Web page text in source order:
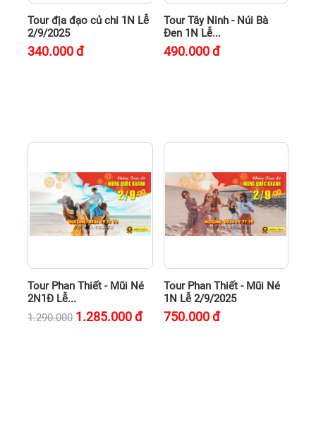
Tour địa đạo củ chi 1N Lễ
2/9/2025
340.000đ
Tour Tây Ninh - Núi Bà
Đen 1N Lễ...
490.000đ
Tour Phan Thiết - Mũi Né
2N1Đ Lễ...
1.290.000 1.285.000đ
Tour Phan Thiết - Mũi Né
1N Lễ 2/9/2025
750.000đ